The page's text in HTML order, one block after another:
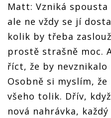
Matt: Vzniká spousta
ale ne vždy se jí
kolik by třeba
prostě strašně moc.
říct, že by nevznikalo
Osobně si myslím,
všeho tolik. Dřív,
nová nahrávka,